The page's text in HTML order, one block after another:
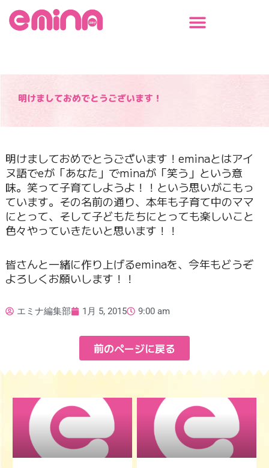
明けましておめでとうございます！
明けましておめでとうございます！eminaとはアイ
ヌ語でeが「あなた」でminaが「笑う」という意
味。笑って子育てしようよ！！という思いがこもっ
ています。その名前の通り、本年も子育て中のママ
にとって、そして子どもたちにとっても楽しいこと
色々やっていきたいと思います！！
皆さんと一緒に作り上げるeminaを、今年もどうぞ
よろしくお願いします！！
エミナ編集部 1月 5, 2015 9:00 am
前のページに戻る